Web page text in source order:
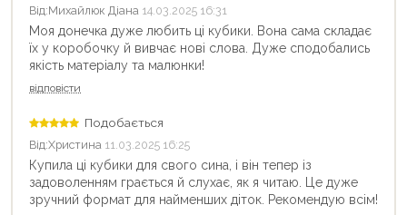
Від:Михайлюк Діана 14.03.2025 16:31
Моя донечка дуже любить ці кубики. Вона сама складає
їх у коробочку й вивчає нові слова. Дуже сподобались
якість матеріалу та малюнки!
відповісти
Подобається
Від:Христина 11.03.2025 16:25
Купила ці кубики для свого сина, і він тепер із
задоволенням грається й слухає, як я читаю. Це дуже
зручний формат для найменших діток. Рекомендую всім!